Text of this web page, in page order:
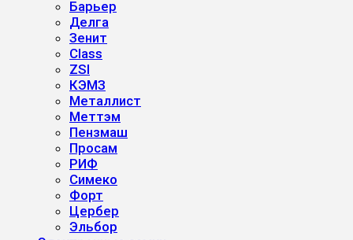
Барьер
Делга
Зенит
Class
ZSI
КЭМЗ
Металлист
Меттэм
Пензмаш
Просам
РИФ
Симеко
Форт
Цербер
Эльбор